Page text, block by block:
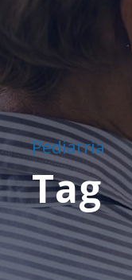
Pediatría
Tag